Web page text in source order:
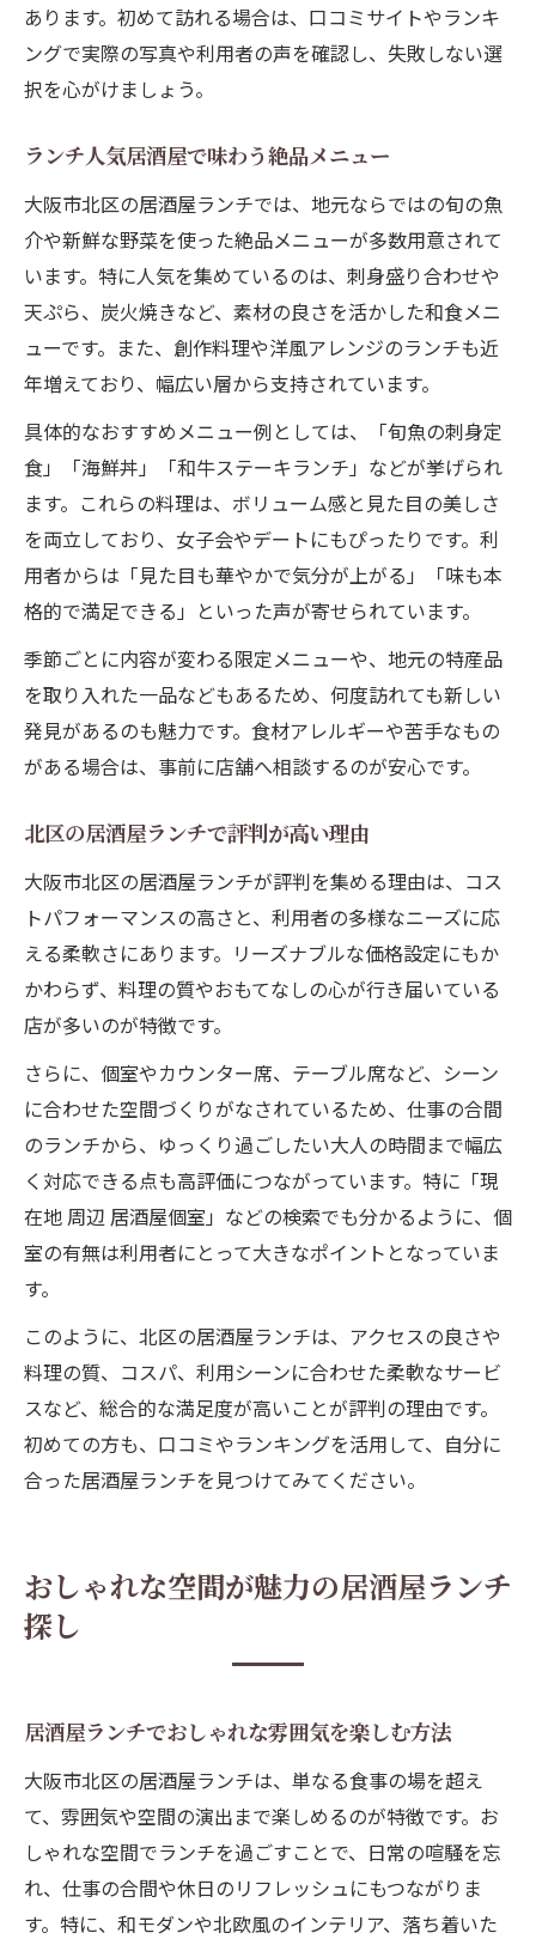
あります。初めて訪れる場合は、口コミサイトやランキ
ングで実際の写真や利用者の声を確認し、失敗しない選
択を心がけましょう。
ランチ人気居酒屋で味わう絶品メニュー
大阪市北区の居酒屋ランチでは、地元ならではの旬の魚
介や新鮮な野菜を使った絶品メニューが多数用意されて
います。特に人気を集めているのは、刺身盛り合わせや
天ぷら、炭火焼きなど、素材の良さを活かした和食メニ
ューです。また、創作料理や洋風アレンジのランチも近
年増えており、幅広い層から支持されています。
具体的なおすすめメニュー例としては、「旬魚の刺身定
食」「海鮮丼」「和牛ステーキランチ」などが挙げられ
ます。これらの料理は、ボリューム感と見た目の美しさ
を両立しており、女子会やデートにもぴったりです。利
用者からは「見た目も華やかで気分が上がる」「味も本
格的で満足できる」といった声が寄せられています。
季節ごとに内容が変わる限定メニューや、地元の特産品
を取り入れた一品などもあるため、何度訪れても新しい
発見があるのも魅力です。食材アレルギーや苦手なもの
がある場合は、事前に店舗へ相談するのが安心です。
北区の居酒屋ランチで評判が高い理由
大阪市北区の居酒屋ランチが評判を集める理由は、コス
トパフォーマンスの高さと、利用者の多様なニーズに応
える柔軟さにあります。リーズナブルな価格設定にもか
かわらず、料理の質やおもてなしの心が行き届いている
店が多いのが特徴です。
さらに、個室やカウンター席、テーブル席など、シーン
に合わせた空間づくりがなされているため、仕事の合間
のランチから、ゆっくり過ごしたい大人の時間まで幅広
く対応できる点も高評価につながっています。特に「現
在地 周辺 居酒屋個室」などの検索でも分かるように、個
室の有無は利用者にとって大きなポイントとなっていま
す。
このように、北区の居酒屋ランチは、アクセスの良さや
料理の質、コスパ、利用シーンに合わせた柔軟なサービ
スなど、総合的な満足度が高いことが評判の理由です。
初めての方も、口コミやランキングを活用して、自分に
合った居酒屋ランチを見つけてみてください。
おしゃれな空間が魅力の居酒屋ランチ
探し
居酒屋ランチでおしゃれな雰囲気を楽しむ方法
大阪市北区の居酒屋ランチは、単なる食事の場を超え
て、雰囲気や空間の演出まで楽しめるのが特徴です。お
しゃれな空間でランチを過ごすことで、日常の喧騒を忘
れ、仕事の合間や休日のリフレッシュにもつながりま
す。特に、和モダンや北欧風のインテリア、落ち着いた